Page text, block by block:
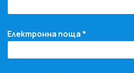
Електронна поща *